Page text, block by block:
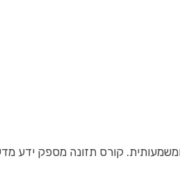
קורס תזונה מספק